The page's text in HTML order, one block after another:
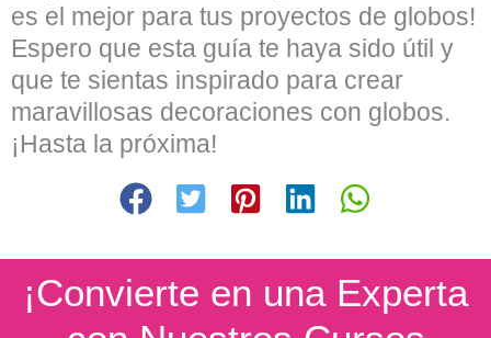
es el mejor para tus proyectos de globos!
Espero que esta guía te haya sido útil y
que te sientas inspirado para crear
maravillosas decoraciones con globos.
¡Hasta la próxima!
¡Convierte en una Experta